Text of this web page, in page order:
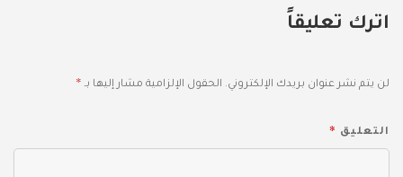
اترك تعليقاً
لن يتم نشر عنوان بريدك الإلكتروني. الحقول الإلزامية مشار إليها بـ *
التعليق *